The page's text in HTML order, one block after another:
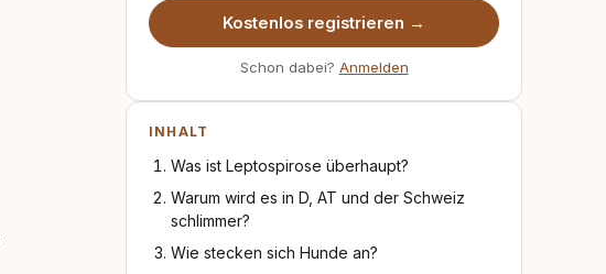
Kostenlos registrieren →
Schon dabei? Anmelden
INHALT
Was ist Leptospirose überhaupt?
Warum wird es in D, AT und der Schweiz
schlimmer?
Wie stecken sich Hunde an?